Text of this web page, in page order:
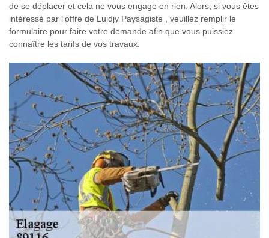
de se déplacer et cela ne vous engage en rien. Alors, si vous êtes
intéressé par l’offre de Luidjy Paysagiste , veuillez remplir le
formulaire pour faire votre demande afin que vous puissiez
connaître les tarifs de vos travaux.